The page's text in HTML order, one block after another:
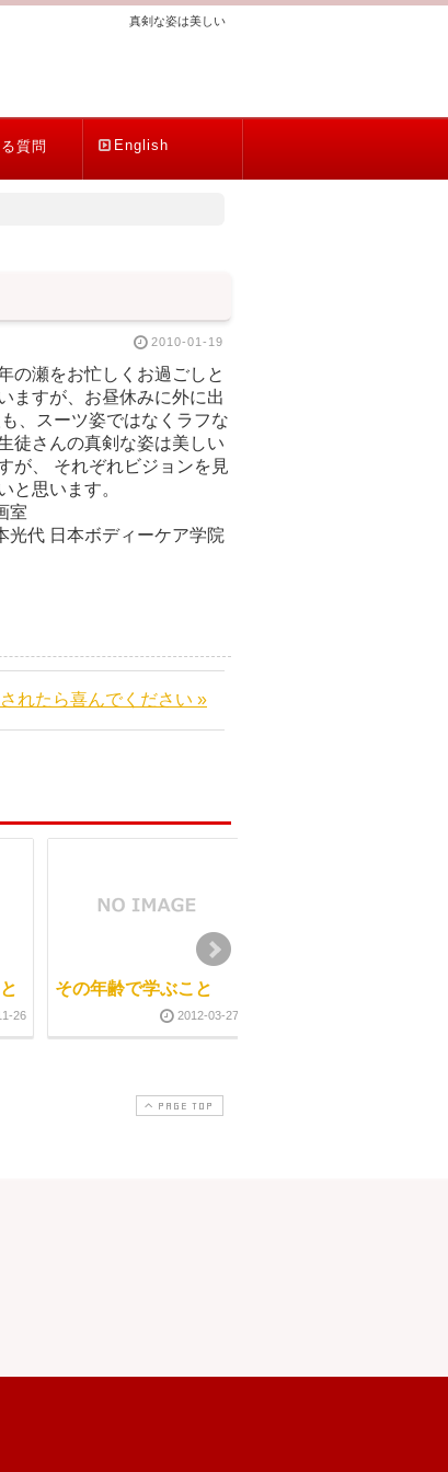
真剣な姿は美しい
質問 English
2010-01-19
の瀬をお忙しくお過ごしと
ますが、お昼休みに外に出
、スーツ姿ではなくラフな
徒さんの真剣な姿は美しい
が、 それぞれビジョンを見
と思います。
ア学院
れたら喜んでください »
26
その年齢で学ぶこと
2012-03-27
PAGE TOP